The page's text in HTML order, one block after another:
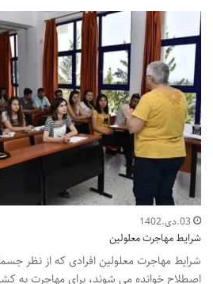
03.دی.1402
شرایط مهاجرت معلولین
شرایط مهاجرت معلولین افرادی که از نظر
اصطلاح خوانده می شوند، برای مهاجرت به